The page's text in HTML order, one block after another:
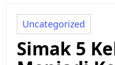
Uncategorized
Simak 5